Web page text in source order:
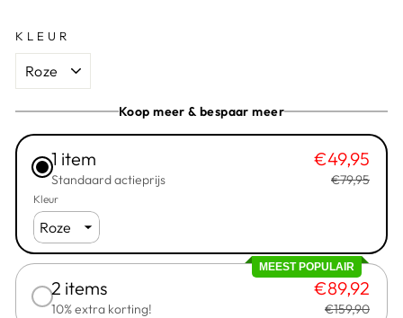
KLEUR
Koop meer & bespaar meer
1 item
Standaard actieprijs
€49,95
€79,95
Kleur
MEEST POPULAIR
2 items
10% extra korting!
€89,92
€159,90